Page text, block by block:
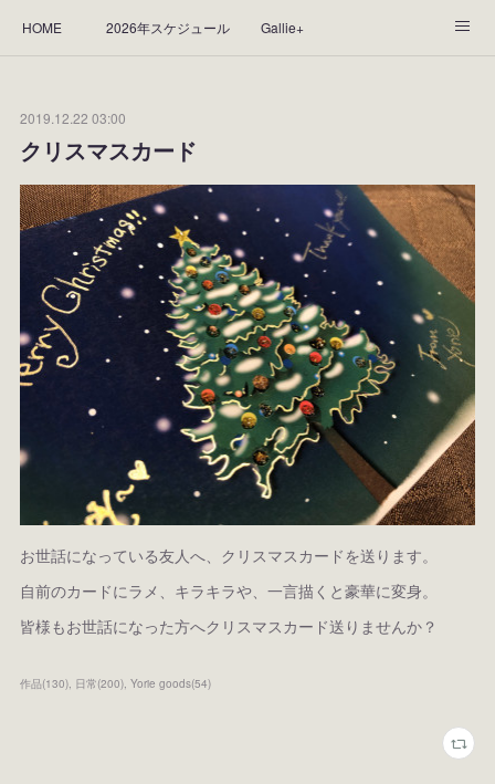
HOME 2026年スケジュール Gallie+
“Kasane Style Art”って？ Yorie's Tapestry Yorie's Goods
作品のレンタルについて 2025年足跡
2024年 の足跡 2023*足跡 2022年の足あと
2021あしあと 2020年あしあと 2019年足あと
2018年あしあと
2019.12.22 03:00
クリスマスカード
お世話になっている友人へ、クリスマスカードを送ります。
自前のカードにラメ、キラキラや、一言描くと豪華に変身。
皆様もお世話になった方へクリスマスカード送りませんか？
作品(130) 日常(200) Yorie goods(54)